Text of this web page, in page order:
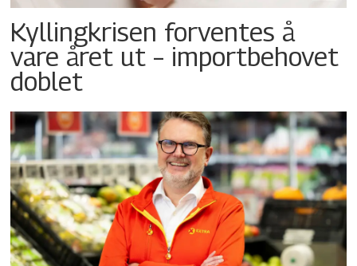
Kyllingkrisen forventes å
vare året ut – importbehovet
doblet